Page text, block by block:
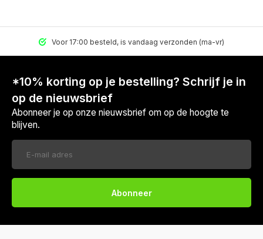
Voor 17:00 besteld, is vandaag verzonden (ma-vr)
*10% korting op je bestelling? Schrijf je in
op de nieuwsbrief
Abonneer je op onze nieuwsbrief om op de hoogte te
blijven.
Abonneer